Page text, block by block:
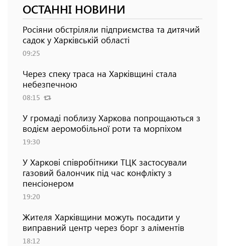
ОСТАННІ НОВИНИ
Росіяни обстріляли підприємства та дитячий
садок у Харківській області
09:25
Через спеку траса на Харківщині стала
небезпечною
08:15
У громаді поблизу Харкова попрощаються з
водієм аеромобільної роти та морпіхом
19:30
У Харкові співробітники ТЦК застосували
газовий балончик під час конфлікту з
пенсіонером
19:20
Жителя Харківщини можуть посадити у
виправний центр через борг з аліментів
18:12